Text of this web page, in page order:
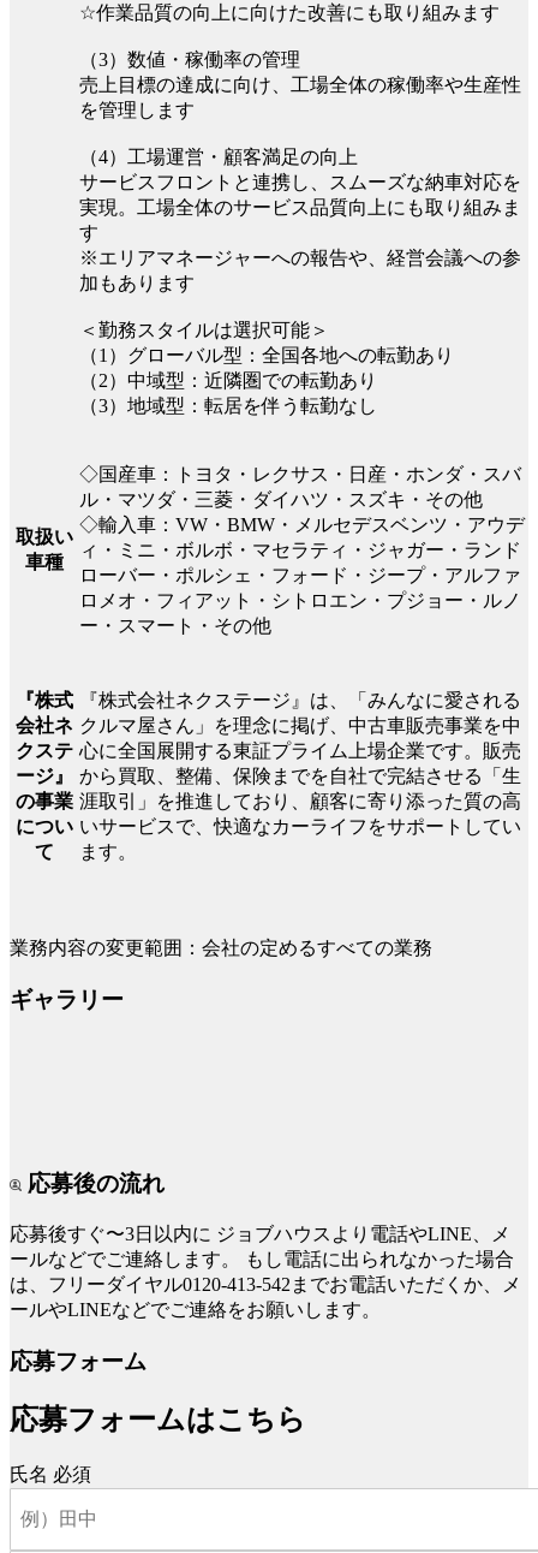
☆作業品質の向上に向けた改善にも取り組みます
（3）数値・稼働率の管理
売上目標の達成に向け、工場全体の稼働率や生産性
を管理します
（4）工場運営・顧客満足の向上
サービスフロントと連携し、スムーズな納車対応を
実現。工場全体のサービス品質向上にも取り組みま
す
※エリアマネージャーへの報告や、経営会議への参
加もあります
＜勤務スタイルは選択可能＞
（1）グローバル型：全国各地への転勤あり
（2）中域型：近隣圏での転勤あり
（3）地域型：転居を伴う転勤なし
取扱い
車種
◇国産車：トヨタ・レクサス・日産・ホンダ・スバ
ル・マツダ・三菱・ダイハツ・スズキ・その他
◇輸入車：VW・BMW・メルセデスベンツ・アウデ
ィ・ミニ・ボルボ・マセラティ・ジャガー・ランド
ローバー・ポルシェ・フォード・ジープ・アルファ
ロメオ・フィアット・シトロエン・プジョー・ルノ
ー・スマート・その他
『株式
会社ネ
クステ
ージ』
の事業
につい
て
『株式会社ネクステージ』は、「みんなに愛される
クルマ屋さん」を理念に掲げ、中古車販売事業を中
心に全国展開する東証プライム上場企業です。販売
から買取、整備、保険までを自社で完結させる「生
涯取引」を推進しており、顧客に寄り添った質の高
いサービスで、快適なカーライフをサポートしてい
ます。
業務内容の変更範囲：会社の定めるすべての業務
ギャラリー
応募後の流れ
応募後すぐ〜3日以内に ジョブハウスより電話やLINE、メ
ールなどでご連絡します。
もし電話に出られなかった場合
は、フリーダイヤル0120-413-542までお電話いただくか、メ
ールやLINEなどでご連絡をお願いします。
応募フォーム
応募フォームはこちら
氏名 必須